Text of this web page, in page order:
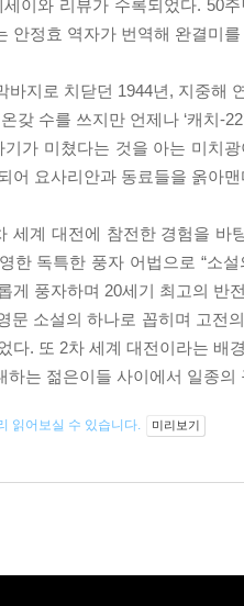
이와 리뷰가 수록되었다. 50
안정효 역자가 번역해 완결미
바지로 치닫던 1944년, 지중해
갖 수를 쓰지만 언제나 ‘캐치-
기가 미쳤다는 것을 아는 미치
어 요사리안과 동료들을 옭아맨
세계 대전에 참전한 경험을
한 독특한 풍자 어법으로 “소
게 풍자하며 20세기 최고의 반
문 소설의 하나로 꼽히며 고전
다. 또 2차 세계 대전이라는 배
하는 젊은이들 사이에서 일종의
읽어보실 수 있습니다. 미리보기